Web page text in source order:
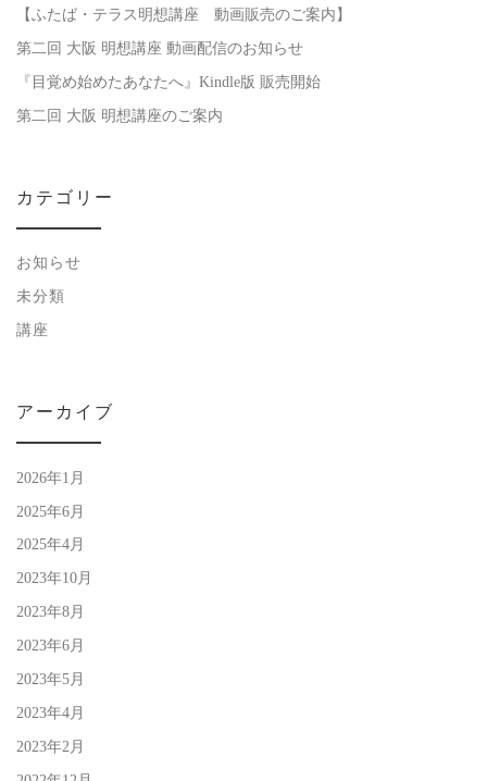
【ふたば・テラス明想講座 動画販売のご案内】
第二回 大阪 明想講座 動画配信のお知らせ
『目覚め始めたあなたへ』Kindle版 販売開始
第二回 大阪 明想講座のご案内
カテゴリー
お知らせ
未分類
講座
アーカイブ
2026年1月
2025年6月
2025年4月
2023年10月
2023年8月
2023年6月
2023年5月
2023年4月
2023年2月